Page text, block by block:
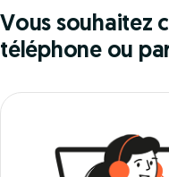
Vous souhaitez
téléphone ou